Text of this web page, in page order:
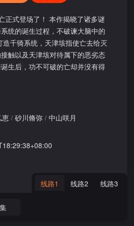
式登场了！ 本作揭晓了诸多谜
统的诞生过程，不破谏大脑中的
千骑系统，天津垓指使亡去给灭
触以及天津垓对待属下的恶劣态
生后，功不可破的亡却并没有得
恵 / 砂川脩弥 / 中山咲月
线路1 线路2 线路3